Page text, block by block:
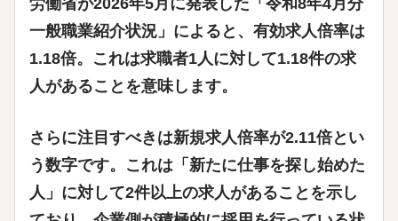
労働省が2026年5月に発表した「令和8年4月分
一般職業紹介状況」によると、 有効求人倍率は
1.18倍。これは求職者1人に対して1.18件の求
人があることを意味します。
さらに注目すべきは新規求人倍率が2.11倍とい
う数字です。これは「新たに仕事を探し始めた
人」に対して2件以上の求人があることを示し